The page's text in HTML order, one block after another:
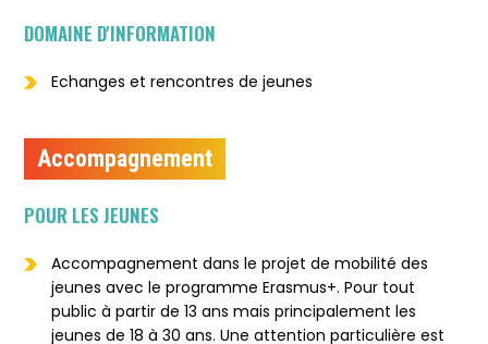
DOMAINE D'INFORMATION
Echanges et rencontres de jeunes
Accompagnement
POUR LES JEUNES
Accompagnement dans le projet de mobilité des
jeunes avec le programme Erasmus+. Pour tout
public à partir de 13 ans mais principalement les
jeunes de 18 à 30 ans. Une attention particulière est